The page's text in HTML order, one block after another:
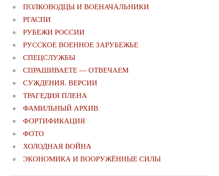
ПОЛКОВОДЦЫ И ВОЕНАЧАЛЬНИКИ
РГАСПИ
РУБЕЖИ РОССИИ
РУССКОЕ ВОЕННОЕ ЗАРУБЕЖЬЕ
СПЕЦСЛУЖБЫ
СПРАШИВАЕТЕ — ОТВЕЧАЕМ
СУЖДЕНИЯ. ВЕРСИИ
ТРАГЕДИЯ ПЛЕНА
ФАМИЛЬНЫЙ АРХИВ
ФОРТИФИКАЦИЯ
ФОТО
ХОЛОДНАЯ ВОЙНА
ЭКОНОМИКА И ВООРУЖЁННЫЕ СИЛЫ